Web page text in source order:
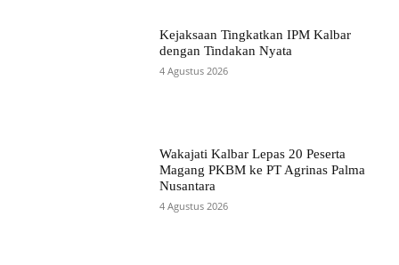
Kejaksaan Tingkatkan IPM Kalbar
dengan Tindakan Nyata
4 Agustus 2026
Wakajati Kalbar Lepas 20 Peserta
Magang PKBM ke PT Agrinas Palma
Nusantara
4 Agustus 2026